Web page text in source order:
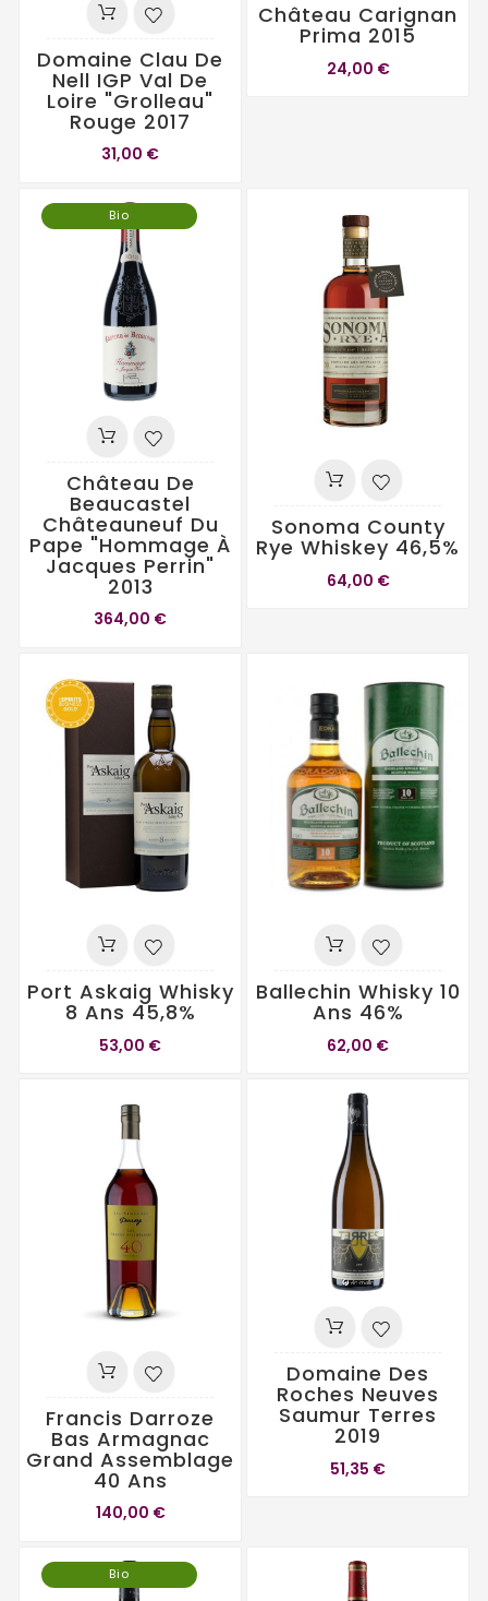
Domaine Clau De
Nell IGP Val De
Loire "Grolleau"
Rouge 2017
31,00 €
Château Carignan
Prima 2015
24,00 €
Bio
Château De
Beaucastel
Châteauneuf Du
Pape "Hommage À
Jacques Perrin"
2013
364,00 €
Sonoma County
Rye Whiskey 46,5%
64,00 €
Port Askaig Whisky
8 Ans 45,8%
53,00 €
Ballechin Whisky 10
Ans 46%
62,00 €
Francis Darroze
Bas Armagnac
Grand Assemblage
40 Ans
140,00 €
Domaine Des
Roches Neuves
Saumur Terres
2019
51,35 €
Bio